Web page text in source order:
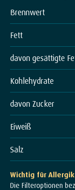
Brennwert
Fett
davon gesättigte
Kohlehydrate
davon Zucker
Eiweiß
Salz
Wichtig für
Die Filteroptionen